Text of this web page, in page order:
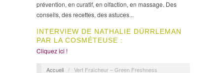
prévention, en curatif, en olfaction, en massage. Des
conseils, des recettes, des astuces...
INTERVIEW DE NATHALIE DÜRRLEMAN
PAR LA COSMÉTEUSE :
Cliquez ici !
Accueil / Vert Fraîcheur – Green Freshness